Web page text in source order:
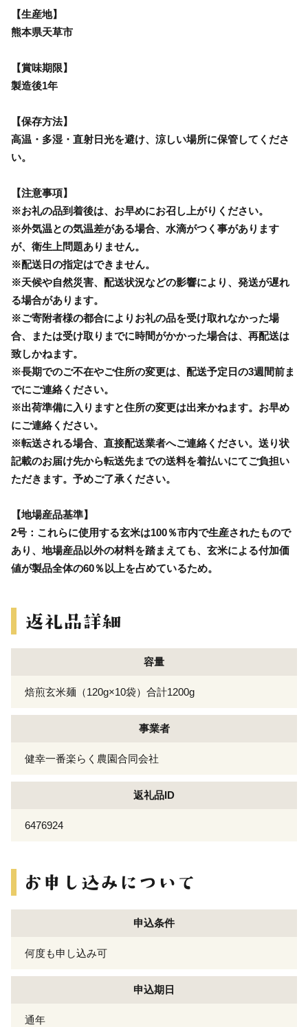
【生産地】
熊本県天草市
【賞味期限】
製造後1年
【保存方法】
高温・多湿・直射日光を避け、涼しい場所に保管してくださ
い。
【注意事項】
※お礼の品到着後は、お早めにお召し上がりください。
※外気温との気温差がある場合、水滴がつく事があります
が、衛生上問題ありません。
※配送日の指定はできません。
※天候や自然災害、配送状況などの影響により、発送が遅れ
る場合があります。
※ご寄附者様の都合によりお礼の品を受け取れなかった場
合、または受け取りまでに時間がかかった場合は、再配送は
致しかねます。
※長期でのご不在やご住所の変更は、配送予定日の3週間前ま
でにご連絡ください。
※出荷準備に入りますと住所の変更は出来かねます。お早め
にご連絡ください。
※転送される場合、直接配送業者へご連絡ください。送り状
記載のお届け先から転送先までの送料を着払いにてご負担い
ただきます。予めご了承ください。
【地場産品基準】
2号：これらに使用する玄米は100％市内で生産されたもので
あり、地場産品以外の材料を踏まえても、玄米による付加価
値が製品全体の60％以上を占めているため。
容量
焙煎玄米麺（120g×10袋）合計1200g
事業者
健幸一番楽らく農園合同会社
返礼品ID
6476924
申込条件
何度も申し込み可
申込期日
通年